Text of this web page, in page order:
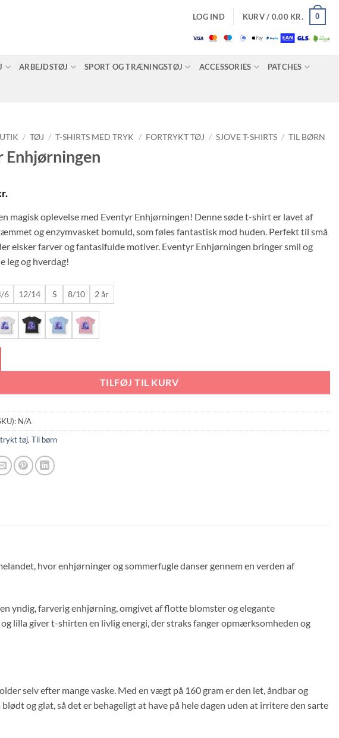
LOG IND KURV / 0.00 KR. 0
ARBEJDSTØJ SPORT OG TRÆNINGSTØJ ACCESSORIES PATCHES
/ TØJ / T-SHIRTS MED TRYK / FORTRYKT TØJ / SJOVE T-SHIRTS / TIL BØRN
Enhjørningen
magisk oplevelse med Eventyr Enhjørningen! Denne søde t-shirt er lavet af
og enzymvasket bomuld, som føles fantastisk mod huden. Perfekt til små
elsker farver og fantasifulde motiver. Eventyr Enhjørningen bringer smil og
leg og hverdag!
6 12/14 S 8/10 2 år
TILFØJ TIL KURV
N/A
tøj, Til børn
hvor enhjørninger og sommerfugle danser gennem en verden af
yndig, farverig enhjørning, omgivet af flotte blomster og elegante
lilla giver t-shirten en livlig energi, der straks fanger opmærksomheden og
selv efter mange vaske. Med en vægt på 160 gram er den let, åndbar og
og glat, så det er behageligt at have på hele dagen uden at irritere den sarte